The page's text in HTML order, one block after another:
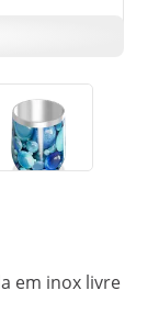
em inox livre